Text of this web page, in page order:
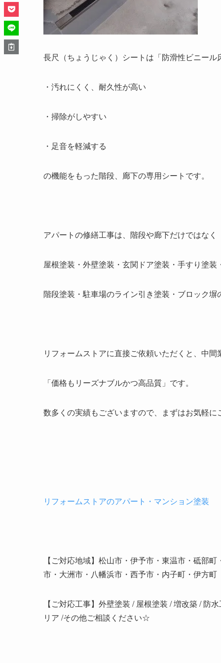
長尺（ちょうじゃく）シートは「防滑性ビニール
・汚れにくく、耐久性が高い
・掃除がしやすい
・足音を軽減する
の機能をもった階段、廊下の専用シートです。
アパートの修繕工事は、階段や廊下だけではなく
屋根塗装・外壁塗装・玄関ドア塗装・手すり塗装
階段塗装・駐車場のライン引き塗装・ブロック
リフォームストアに直接ご依頼いただくと、中
「価格もリーズナブルかつ高品質」です。
数多くの実績もございますので、まずはお気軽に
リフォームストアのアパート・マンション塗装
【ご対応地域】松山市・伊予市・東温市・砥部
市・大洲市・八幡浜市・西予市・内子町・伊方町
【ご対応工事】外壁塗装 / 屋根塗装 / 増改築 / 防
リア /その他ご相談ください☆